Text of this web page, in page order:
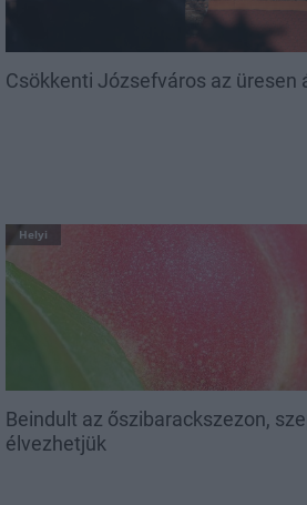
Csökkenti Józsefváros az üresen
Helyi
Beindult az őszibarackszezon,
élvezhetjük